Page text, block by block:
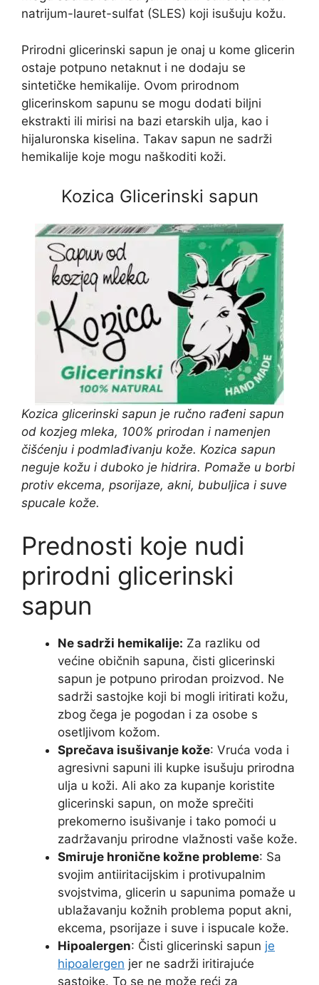
natrijum-lauret-sulfat (SLES) koji isušuju kožu.
Prirodni glicerinski sapun je onaj u kome glicerin
ostaje potpuno netaknut i ne dodaju se
sintetičke hemikalije. Ovom prirodnom
glicerinskom sapunu se mogu dodati biljni
ekstrakti ili mirisi na bazi etarskih ulja, kao i
hijaluronska kiselina. Takav sapun ne sadrži
hemikalije koje mogu naškoditi koži.
Kozica Glicerinski sapun
Kozica glicerinski sapun je ručno rađeni sapun
od kozjeg mleka, 100% prirodan i namenjen
čišćenju i podmlađivanju kože. Kozica sapun
neguje kožu i duboko je hidrira. Pomaže u borbi
protiv ekcema, psorijaze, akni, bubuljica i suve
spucale kože.
Prednosti koje nudi
prirodni glicerinski
sapun
Ne sadrži hemikalije: Za razliku od
većine običnih sapuna, čisti glicerinski
sapun je potpuno prirodan proizvod. Ne
sadrži sastojke koji bi mogli iritirati kožu,
zbog čega je pogodan i za osobe s
osetljivom kožom.
Sprečava isušivanje kože: Vruća voda i
agresivni sapuni ili kupke isušuju prirodna
ulja u koži. Ali ako za kupanje koristite
glicerinski sapun, on može sprečiti
prekomerno isušivanje i tako pomoći u
zadržavanju prirodne vlažnosti vaše kože.
Smiruje hronične kožne probleme: Sa
svojim antiiritacijskim i protivupalnim
svojstvima, glicerin u sapunima pomaže u
ublažavanju kožnih problema poput akni,
ekcema, psorijaze i suve i ispucale kože.
Hipoalergen: Čisti glicerinski sapun je
hipoalergen jer ne sadrži iritirajuće
sastojke. To se ne može reći za